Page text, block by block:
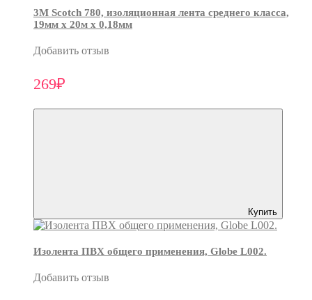
3М Scotch 780, изоляционная лента среднего класса,
19мм х 20м х 0,18мм
Добавить отзыв
269₽
Купить
Изолента ПВХ общего применения, Globe L002.
Добавить отзыв